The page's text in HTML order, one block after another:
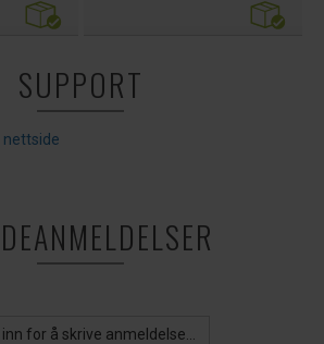
SUPPORT
nettside
inn for å skrive anmeldelse...